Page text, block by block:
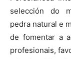
selección do
pedra natural e
de fomentar a
profesionais,